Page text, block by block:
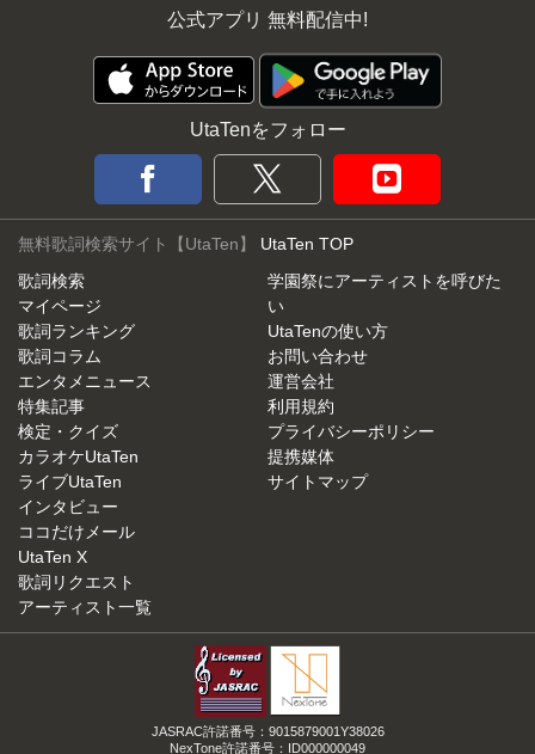
公式アプリ 無料配信中!
UtaTenをフォロー
無料歌詞検索サイト【UtaTen】 UtaTen TOP
歌詞検索
マイページ
歌詞ランキング
歌詞コラム
エンタメニュース
特集記事
検定・クイズ
カラオケUtaTen
ライブUtaTen
インタビュー
ココだけメール
UtaTen X
歌詞リクエスト
アーティスト一覧
学園祭にアーティストを呼びた
い
UtaTenの使い方
お問い合わせ
運営会社
利用規約
プライバシーポリシー
提携媒体
サイトマップ
JASRAC許諾番号：9015879001Y38026
NexTone許諾番号：ID000000049